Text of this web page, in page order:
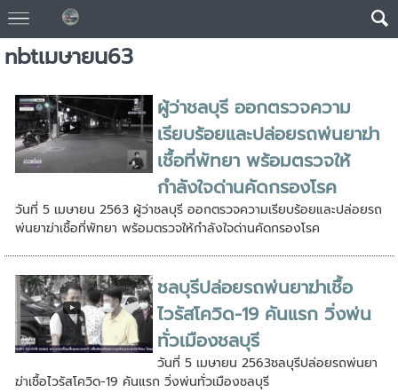
nbtเมษายน63
ผู้ว่าชลบุรี ออกตรวจความ
เรียบร้อยและปล่อยรถพ่นยาฆ่า
เชื้อที่พัทยา พร้อมตรวจให้
กำลังใจด่านคัดกรองโรค
วันที่ 5 เมษายน 2563 ผู้ว่าชลบุรี ออกตรวจความเรียบร้อยและปล่อยรถ
พ่นยาฆ่าเชื้อที่พัทยา พร้อมตรวจให้กำลังใจด่านคัดกรองโรค
ชลบุรีปล่อยรถพ่นยาฆ่าเชื้อ
ไวรัสโควิด-19 คันแรก วิ่งพ่น
ทั่วเมืองชลบุรี
วันที่ 5 เมษายน 2563ชลบุรีปล่อยรถพ่นยา
ฆ่าเชื้อไวรัสโควิด-19 คันแรก วิ่งพ่นทั่วเมืองชลบุรี